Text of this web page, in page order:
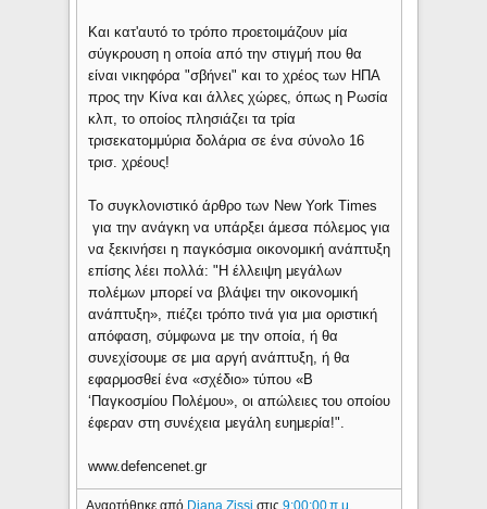
Και κατ'αυτό το τρόπο προετοιμάζουν μία
σύγκρουση η οποία από την στιγμή που θα
είναι νικηφόρα "σβήνει" και το χρέος των ΗΠΑ
προς την Κίνα και άλλες χώρες, όπως η Ρωσία
κλπ, το οποίος πλησιάζει τα τρία
τρισεκατομμύρια δολάρια σε ένα σύνολο 16
τρισ. χρέους!
To συγκλονιστικό άρθρο των Νew York Times
για την ανάγκη να υπάρξει άμεσα πόλεμος για
να ξεκινήσει η παγκόσμια οικονομική ανάπτυξη
επίσης λέει πολλά: "Η έλλειψη μεγάλων
πολέμων μπορεί να βλάψει την οικονομική
ανάπτυξη», πιέζει τρόπο τινά για μια οριστική
απόφαση, σύμφωνα με την οποία, ή θα
συνεχίσουμε σε μια αργή ανάπτυξη, ή θα
εφαρμοσθεί ένα «σχέδιο» τύπου «Β
‘Παγκοσμίου Πολέμου», οι απώλειες του οποίου
έφεραν στη συνέχεια μεγάλη ευημερία!".
www.defencenet.gr
Αναρτήθηκε από Diana Zissiστις9:00:00 π.μ.